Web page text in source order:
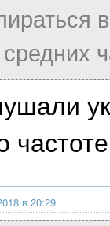
в 20:29